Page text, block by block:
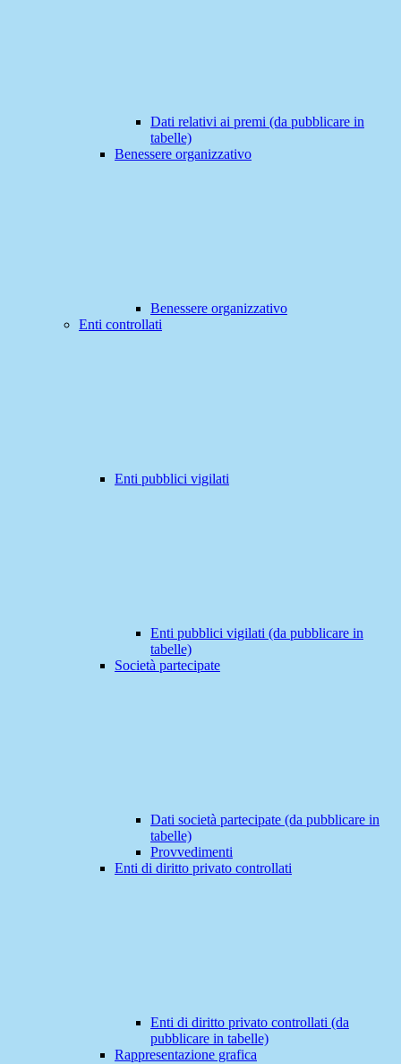
Dati relativi ai premi (da pubblicare in
tabelle)
Benessere organizzativo
Benessere organizzativo
Enti controllati
Enti pubblici vigilati
Enti pubblici vigilati (da pubblicare in
tabelle)
Società partecipate
Dati società partecipate (da pubblicare in
tabelle)
Provvedimenti
Enti di diritto privato controllati
Enti di diritto privato controllati (da
pubblicare in tabelle)
Rappresentazione grafica